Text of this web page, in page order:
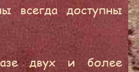
всегда доступны
двух и более